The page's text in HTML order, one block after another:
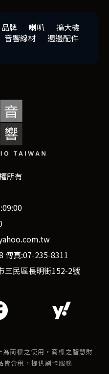
品牌 喇叭
擴大機
音響線材
週邊配件
所有
傳真:07-235-8311
三民區長明街152-2號
商標之使用，商標之智慧財
皆含稅，提供刷卡服務